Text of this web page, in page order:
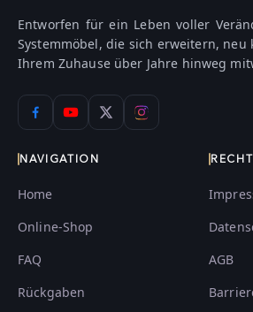
Entworfen für ein Leben voller
Systemmöbel, die sich erweitern,
Ihrem Zuhause über Jahre hinweg
NAVIGATION
Home
Online-Shop
FAQ
Rückgaben
AGB